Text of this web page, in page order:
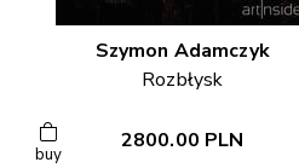
Szymon Adamczyk
Rozbłysk
buy
2800.00 PLN